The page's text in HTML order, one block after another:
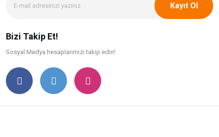
Kayıt Ol
Bizi Takip Et!
Sosyal Medya hesaplarımızı takip edin!